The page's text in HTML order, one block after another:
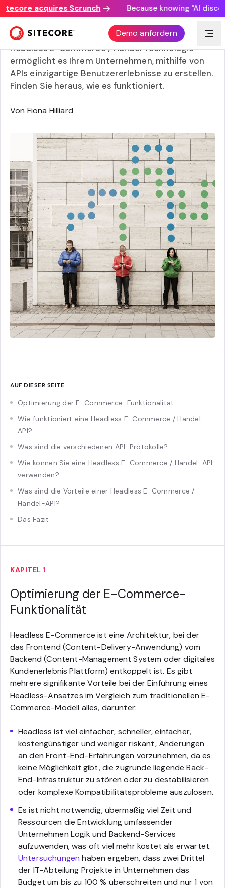
acquires Scrunch Because knowing "AI
Demo anfordern
Was ist eine Headless E-Commerce / Handel-API?
Headless E-Commerce / Handel Technologie
ermöglicht es Ihrem Unternehmen, mithilfe von
APIs einzigartige Benutzererlebnisse zu erstellen.
Finden Sie heraus, wie es funktioniert.
Von Fiona Hilliard
AUF DIESER SEITE
Optimierung der E-Commerce-Funktionalität
Wie funktioniert eine Headless E-Commerce / Handel-
API?
Was sind die verschiedenen API-Protokolle?
Wie können Sie eine Headless E-Commerce / Handel-API
verwenden?
Was sind die Vorteile einer Headless E-Commerce /
Handel-API?
Das Fazit
KAPITEL 1
Optimierung der E-Commerce-
Funktionalität
Headless E-Commerce ist eine Architektur, bei der
das Frontend (Content-Delivery-Anwendung) vom
Backend (Content-Management System oder digitales
Kundenerlebnis Plattform) entkoppelt ist. Es gibt
mehrere signifikante Vorteile bei der Einführung eines
Headless-Ansatzes im Vergleich zum traditionellen E-
Commerce-Modell alles, darunter:
Headless ist viel einfacher, schneller, einfacher,
kostengünstiger und weniger riskant, Änderungen
an den Front-End-Erfahrungen vorzunehmen, da es
keine Möglichkeit gibt, die zugrunde liegende Back-
End-Infrastruktur zu stören oder zu destabilisieren
oder komplexe Kompatibilitätsprobleme auszulösen.
Es ist nicht notwendig, übermäßig viel Zeit und
Ressourcen die Entwicklung umfassender
Unternehmen Logik und Backend-Services
aufzuwenden, was oft viel mehr kostet als erwartet.
Untersuchungenhaben ergeben, dass zwei Drittel
der IT-Abteilung Projekte in Unternehmen das
Budget um bis zu 100 % überschreiten und nur 1 von